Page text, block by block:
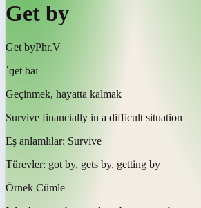
Get by
Get byPhr.V
ˈɡet baɪ
Geçinmek, hayatta kalmak
Survive financially in a difficult situation
Eş anlamlılar: Survive
Türevler: got by, gets by, getting by
Örnek Cümle